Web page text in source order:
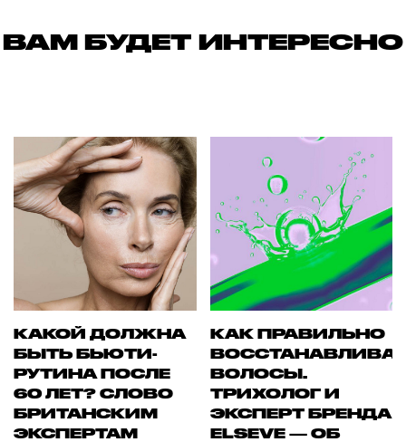
ВАМ БУДЕТ ИНТЕРЕСНО
КАКОЙ ДОЛЖНА
БЫТЬ БЬЮТИ-
РУТИНА ПОСЛЕ
60 ЛЕТ? СЛОВО
БРИТАНСКИМ
ЭКСПЕРТАМ
КАК ПРАВИЛЬНО
ВОЛОСЫ.
ТРИХОЛОГ И
ЭКСПЕРТ БРЕНДА
ELSEVE — ОБ